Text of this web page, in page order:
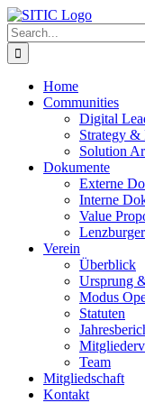
Skip
to
content
Search
for:
Home
Communities
Digital
Strategy &
Solution
Dokumente
Externe
Interne
Value
Verein
Überblick
Ursprung
Modus
Statuten
Team
Mitgliedschaft
Kontakt